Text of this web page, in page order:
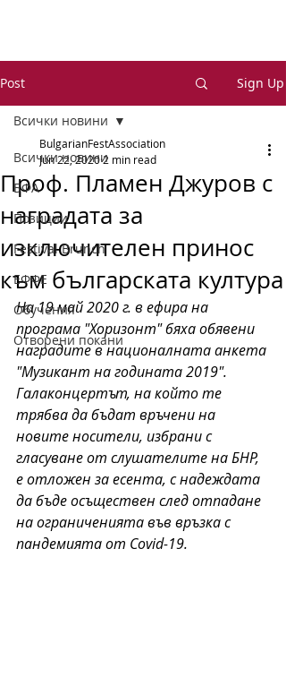
Post Sign Up
Всички новини
БФА
Позиции
Festival Brunch
ЕФФЕ
Обучения
Отворени покани
Всички новини
Проф. Пламен Джуров с
наградата за
изключителен принос
към българската култура
BulgarianFestAssociation
Jun 22, 20202 min read
На 19 май 2020 г. в ефира на
програма "Хоризонт" бяха обявени
наградите в националната анкета
"Музикант на годината 2019".
Галаконцертът, на който те
трябва да бъдат връчени на
новите носители, избрани с
гласуване от слушателите на БНР,
е отложен за есента, с надеждата
да бъде осъществен след отпадане
на ограниченията във връзка с
пандемията от Covid-19.